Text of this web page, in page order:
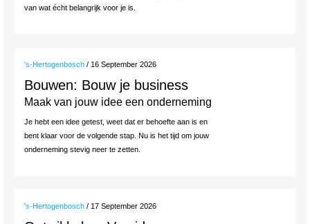
van wat écht belangrijk voor je is.
's-Hertogenbosch / 16 September 2026
Bouwen: Bouw je business
Maak van jouw idee een onderneming
Je hebt een idee getest, weet dat er behoefte aan is en
bent klaar voor de volgende stap. Nu is het tijd om jouw
onderneming stevig neer te zetten.
's-Hertogenbosch / 17 September 2026